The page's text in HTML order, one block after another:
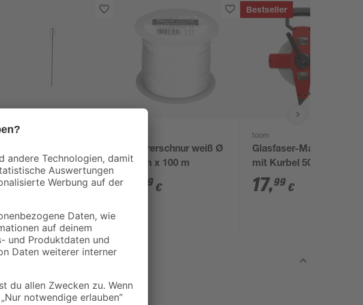
Stahl 120 x 1,4 cm
8,99€
Maurerschnur weiß Ø
2 mm x 100 m
99 €
Bestseller
toom
Glasfaser-Maßband
mit Kurbel 50 m
17,99 €